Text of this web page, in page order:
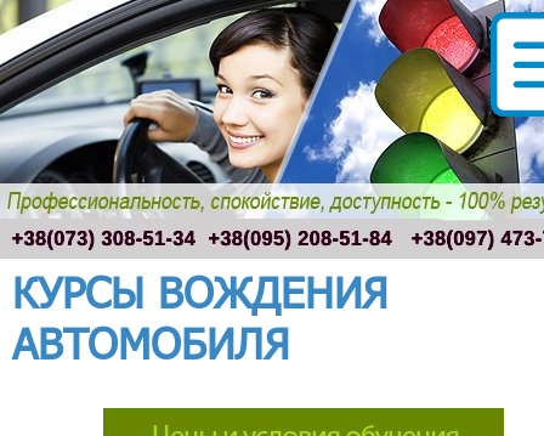
КУРСЫ ВОЖДЕНИЯ
АВТОМОБИЛЯ